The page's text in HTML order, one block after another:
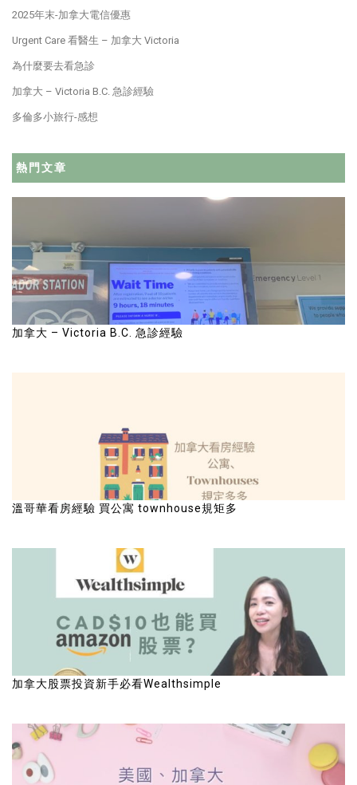
2025年末-加拿大電信優惠
Urgent Care 看醫生 – 加拿大 Victoria
為什麼要去看急診
加拿大 – Victoria B.C. 急診經驗
多倫多小旅行-感想
熱門文章
加拿大 – Victoria B.C. 急診經驗
溫哥華看房經驗 買公寓 townhouse規矩多
加拿大股票投資新手必看Wealthsimple